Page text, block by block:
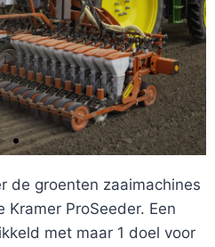
de groenten zaaimachines
ProSeeder. Een
met maar 1 doel voor